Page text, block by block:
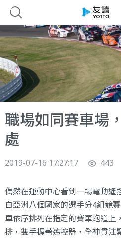
職場如同賽車場
處
2019-07-16 17:27:17 443
偶然在運動中心看到一場電動遙
自亞洲八個國家的選手分4組競
車依序排列在指定的賽車跑道上
排，雙手握著遙控器，全神貫注